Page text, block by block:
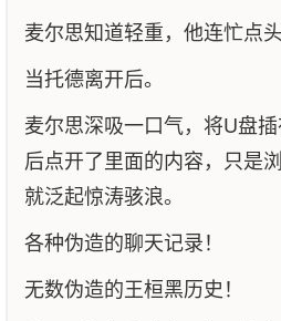
麦尔思知道轻重，他连忙点
当托德离开后。
麦尔思深吸一口气，将U盘
后点开了里面的内容，只是
就泛起惊涛骇浪。
各种伪造的聊天记录！
无数伪造的王桓黑历史！